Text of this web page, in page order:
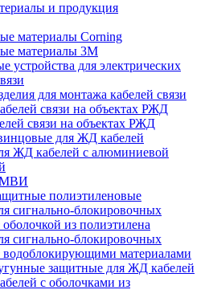
и продукция
материалы Corning
материалы 3M
устройства для электрических
для монтажа кабелей связи
связи на объектах РЖД
для ЖД кабелей
ЖД кабелей с алюминиевой
полиэтиленовые
сигнально-блокировочных
оболочкой из полиэтилена
сигнально-блокировочных
водоблокирующими материалами
защитные для ЖД кабелей